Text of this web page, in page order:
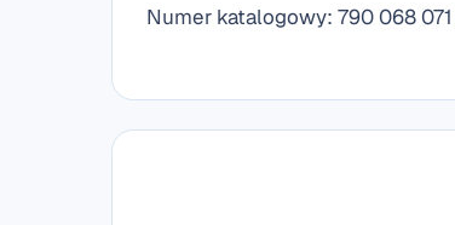
Numer katalogowy: 790 068 071